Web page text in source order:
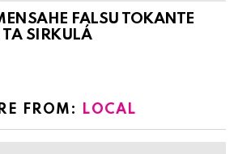
FALSU TOKANTE
SIRKULÁ
FROM: LOCAL